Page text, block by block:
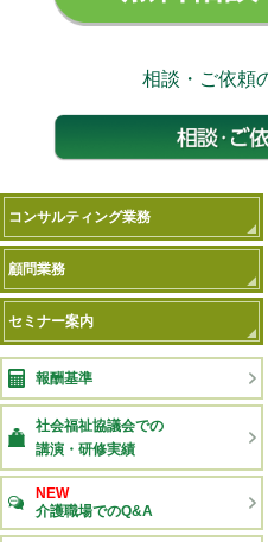
相談・ご依頼
コンサルティング業務
顧問業務
セミナー案内
報酬基準
社会福祉協議会での
講演・研修実績
NEW
介護職場でのQ&A